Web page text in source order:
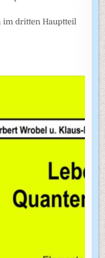
dritten Hauptteil